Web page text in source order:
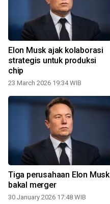
Elon Musk ajak kolaborasi
strategis untuk produksi
chip
23 March 2026 19:34 WIB
Tiga perusahaan Elon Musk
bakal merger
30 January 2026 17:48 WIB